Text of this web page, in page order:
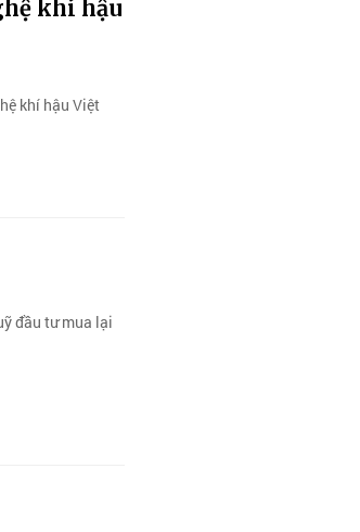
khí hậu
khí hậu Việt
đầu tư mua lại